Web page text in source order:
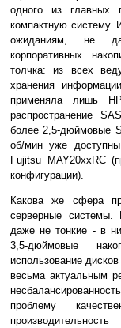
одного из главных
компактную систему.
ожиданиям, не
корпоративных
толчка: из всех
хранения
применяла лишь
распространение
более 2,5-дюймовые
об/мин уже
Fujitsu MAY20xxRC
конфигурации).
Какова же сфера
серверные системы.
даже не тонкие - в
3,5-дюймовые
использование
весьма актуальным
проблему